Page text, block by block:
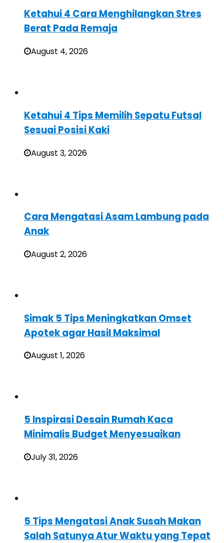
Ketahui 4 Cara Menghilangkan Stres
Berat Pada Remaja
August 4, 2026
Ketahui 4 Tips Memilih Sepatu Futsal
Sesuai Posisi Kaki
August 3, 2026
Cara Mengatasi Asam Lambung pada
Anak
August 2, 2026
Simak 5 Tips Meningkatkan Omset
Apotek agar Hasil Maksimal
August 1, 2026
5 Inspirasi Desain Rumah Kaca
Minimalis Budget Menyesuaikan
July 31, 2026
5 Tips Mengatasi Anak Susah Makan
Salah Satunya Atur Waktu yang Tepat